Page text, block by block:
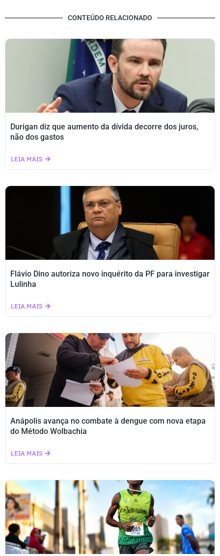
CONTEÚDO RELACIONADO
Durigan diz que aumento da dívida decorre dos juros,
não dos gastos
LEIA MAIS
Flávio Dino autoriza novo inquérito da PF para investigar
Lulinha
LEIA MAIS
Anápolis avança no combate à dengue com nova etapa
do Método Wolbachia
LEIA MAIS